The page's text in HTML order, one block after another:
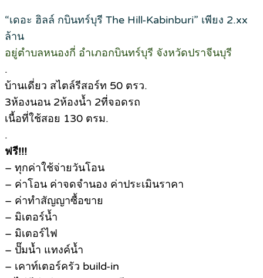
“เดอะ ฮิลล์ กบินทร์บุรี The Hill-Kabinburi” เพียง 2.xx
ล้าน
อยู่ตำบลหนองกี่ อำเภอกบินทร์บุรี จังหวัดปราจีนบุรี
.
บ้านเดี่ยว สไตล์รีสอร์ท 50 ตรว.
3ห้องนอน 2ห้องน้ำ 2ที่จอดรถ
เนื้อที่ใช้สอย 130 ตรม.
.
ฟรี!!!
– ทุกค่าใช้จ่ายวันโอน
– ค่าโอน ค่าจดจำนอง ค่าประเมินราคา
– ค่าทำสัญญาซื้อขาย
– มิเตอร์น้ำ
– มิเตอร์ไฟ
– ปั๊มน้ำ แทงค์น้ำ
– เคาท์เตอร์ครัว build-in